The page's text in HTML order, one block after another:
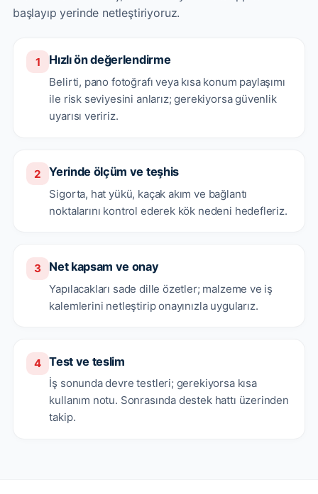
başlayıp yerinde netleştiriyoruz.
1 Hızlı ön değerlendirme
Belirti, pano fotoğrafı veya kısa konum paylaşımı
ile risk seviyesini anlarız; gerekiyorsa güvenlik
uyarısı veririz.
2 Yerinde ölçüm ve teşhis
Sigorta, hat yükü, kaçak akım ve bağlantı
noktalarını kontrol ederek kök nedeni hedefleriz.
3 Net kapsam ve onay
Yapılacakları sade dille özetler; malzeme ve iş
kalemlerini netleştirip onayınızla uygularız.
4 Test ve teslim
İş sonunda devre testleri; gerekiyorsa kısa
kullanım notu. Sonrasında destek hattı üzerinden
takip.